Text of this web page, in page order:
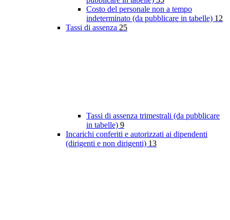
Costo del personale non a tempo
indeterminato (da pubblicare in tabelle) 12
Tassi di assenza 25
Tassi di assenza trimestrali (da pubblicare
in tabelle) 9
Incarichi conferiti e autorizzati ai dipendenti
(dirigenti e non dirigenti) 13